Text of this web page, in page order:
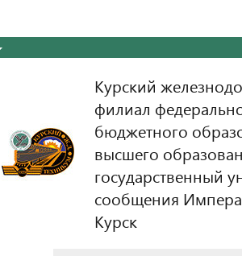
Курский
филиал
бюджетного
высшего
государственный
сообщения
Курск